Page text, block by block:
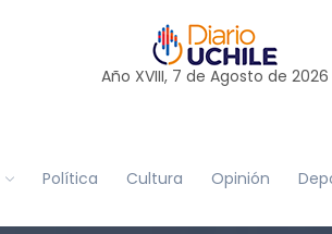
Año XVIII, 7 de Agosto de 2026
Política Cultura Opinión